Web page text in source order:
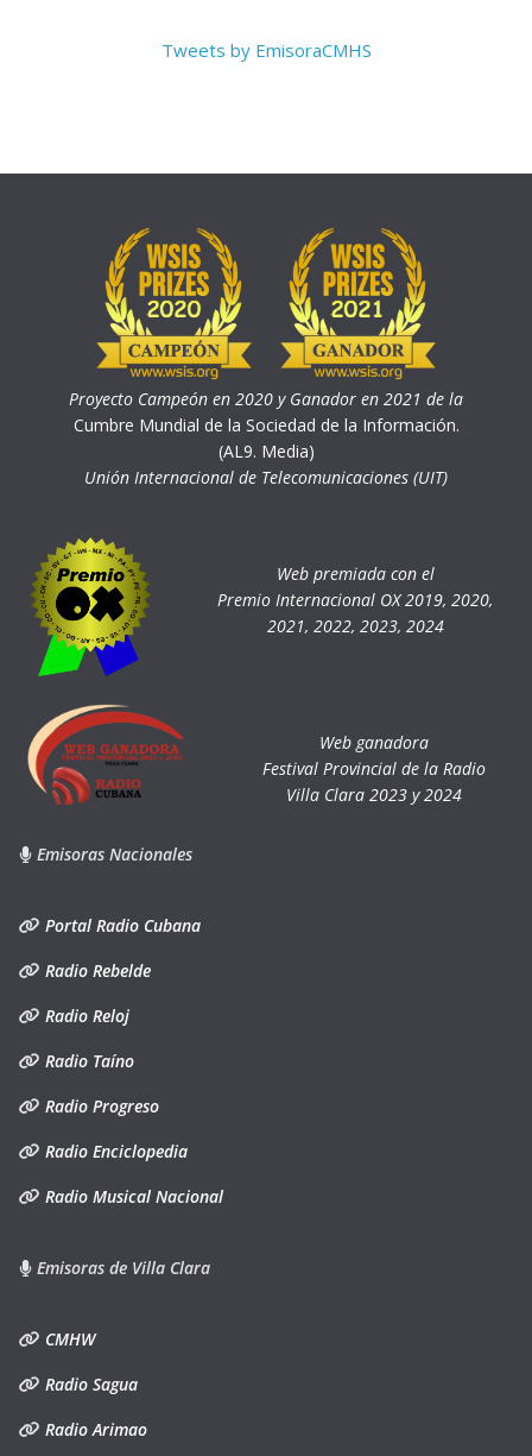
Tweets by EmisoraCMHS
Proyecto Campeón en 2020 y Ganador en 2021 de la
Cumbre Mundial de la Sociedad de la Información.
(AL9. Media)
Unión Internacional de Telecomunicaciones (UIT)
Web premiada con el
Premio Internacional OX 2019, 2020,
2021, 2022, 2023, 2024
Web ganadora
Festival Provincial de la Radio
Villa Clara 2023 y 2024
Emisoras Nacionales
Portal Radio Cubana
Radio Rebelde
Radio Reloj
Radio Taíno
Radio Progreso
Radio Enciclopedia
Radio Musical Nacional
Emisoras de Villa Clara
CMHW
Radio Sagua
Radio Arimao